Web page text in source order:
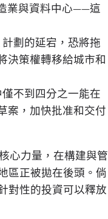
業與資料中心——這
計劃的延宕，恐將拖
決策權轉移給城市和
不到四分之一能在
案，加快批准和交付
心力量，在構建與管
區正被拋在後頭。倘
對性的投資可以釋放